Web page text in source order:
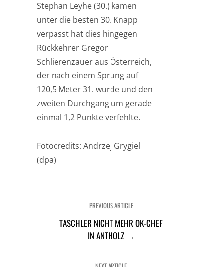
Stephan Leyhe (30.) kamen
unter die besten 30. Knapp
verpasst hat dies hingegen
Rückkehrer Gregor
Schlierenzauer aus Österreich,
der nach einem Sprung auf
120,5 Meter 31. wurde und den
zweiten Durchgang um gerade
einmal 1,2 Punkte verfehlte.
Fotocredits: Andrzej Grygiel
(dpa)
PREVIOUS ARTICLE
TASCHLER NICHT MEHR OK-CHEF
IN ANTHOLZ →